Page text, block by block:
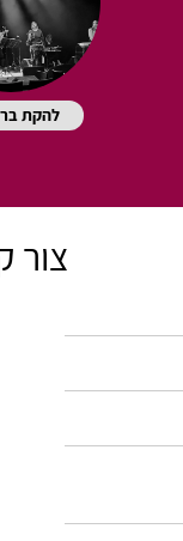
להקת
צור